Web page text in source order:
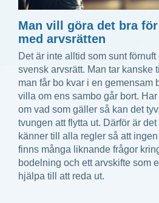
Man vill göra det bra
med arvsrätten
Det är inte alltid som sunt förnuft
svensk arvsrätt. Man tar kanske
man får bo kvar i en gemensam
villa om ens sambo går bort.
om vad som gäller så kan det
tvungen att flytta ut. Därför är
känner till alla regler så att
finns många liknande frågor
bodelning och ett arvskifte som
hjälpa till att reda ut.